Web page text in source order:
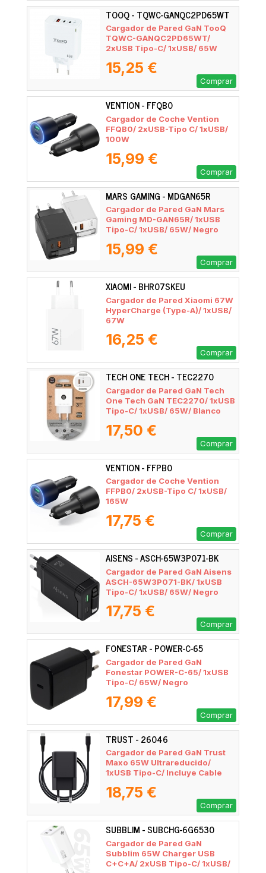
TOOQ - TQWC-GANQC2PD65WT
Cargador de Pared GaN TooQ
TQWC-GANQC2PD65WT/
2xUSB Tipo-C/ 1xUSB/ 65W
15,25 €
Comprar
VENTION - FFQB0
Cargador de Coche Vention
FFQB0/ 2xUSB-Tipo C/ 1xUSB/
100W
15,99 €
Comprar
MARS GAMING - MDGAN65R
Cargador de Pared GaN Mars
Gaming MD-GAN65R/ 1xUSB
Tipo-C/ 1xUSB/ 65W/ Negro
15,99 €
Comprar
XIAOMI - BHR07SKEU
Cargador de Pared Xiaomi 67W
HyperCharge (Type-A)/ 1xUSB/
67W
16,25 €
Comprar
TECH ONE TECH - TEC2270
Cargador de Pared GaN Tech
One Tech GaN TEC2270/ 1xUSB
Tipo-C/ 1xUSB/ 65W/ Blanco
17,50 €
Comprar
VENTION - FFPB0
Cargador de Coche Vention
FFPB0/ 2xUSB-Tipo C/ 1xUSB/
165W
17,75 €
Comprar
AISENS - ASCH-65W3P071-BK
Cargador de Pared GaN Aisens
ASCH-65W3P071-BK/ 1xUSB
Tipo-C/ 1xUSB/ 65W/ Negro
17,75 €
Comprar
FONESTAR - POWER-C-65
Cargador de Pared GaN
Fonestar POWER-C-65/ 1xUSB
Tipo-C/ 65W/ Negro
17,99 €
Comprar
TRUST - 26046
Cargador de Pared GaN Trust
Maxo 65W Ultrareducido/
1xUSB Tipo-C/ Incluye Cable
18,75 €
Comprar
SUBBLIM - SUBCHG-6G6530
Cargador de Pared GaN
Subblim 65W Charger USB
C+C+A/ 2xUSB Tipo-C/ 1xUSB/